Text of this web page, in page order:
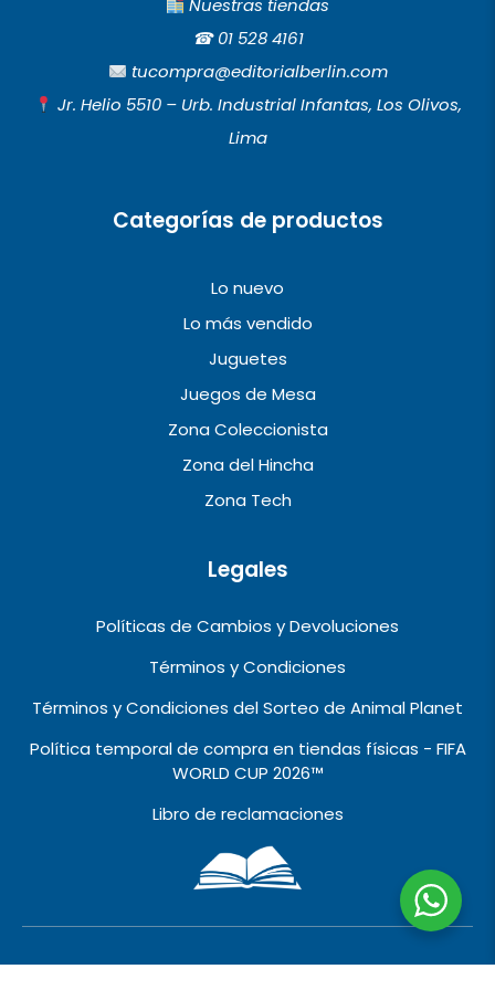
c
b
o
o
s
t
a
g
r
a
u
u
b
e
Nuestras tiendas
☎︎01 528 4161
tucompra@editorialberlin.com
Jr. Helio 5510 – Urb. Industrial Infantas, Los Olivos,
Lima
Categorías de productos
Lo nuevo
Lo más vendido
Juguetes
Juegos de Mesa
Zona Coleccionista
Zona del Hincha
Zona Tech
Legales
Políticas de Cambios y Devoluciones
Términos y Condiciones
Términos y Condiciones del Sorteo de Animal Planet
Política temporal de compra en tiendas físicas - FIFA
WORLD CUP 2026™️
Libro de reclamaciones